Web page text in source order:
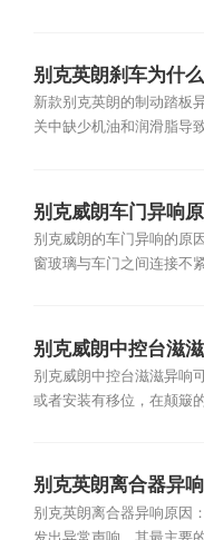
别克英朗刹车为什
新款别克英朗的制动踏板
关中缺少机油和润滑脂导
别克威朗车门异响
别克威朗的车门异响的原
窗玻璃与车门之间连接不
别克威朗中控台滋
别克威朗中控台滋滋异响
或者安装有移位，在颠簸
别克英朗离合器异
别克英朗离合器异响原因